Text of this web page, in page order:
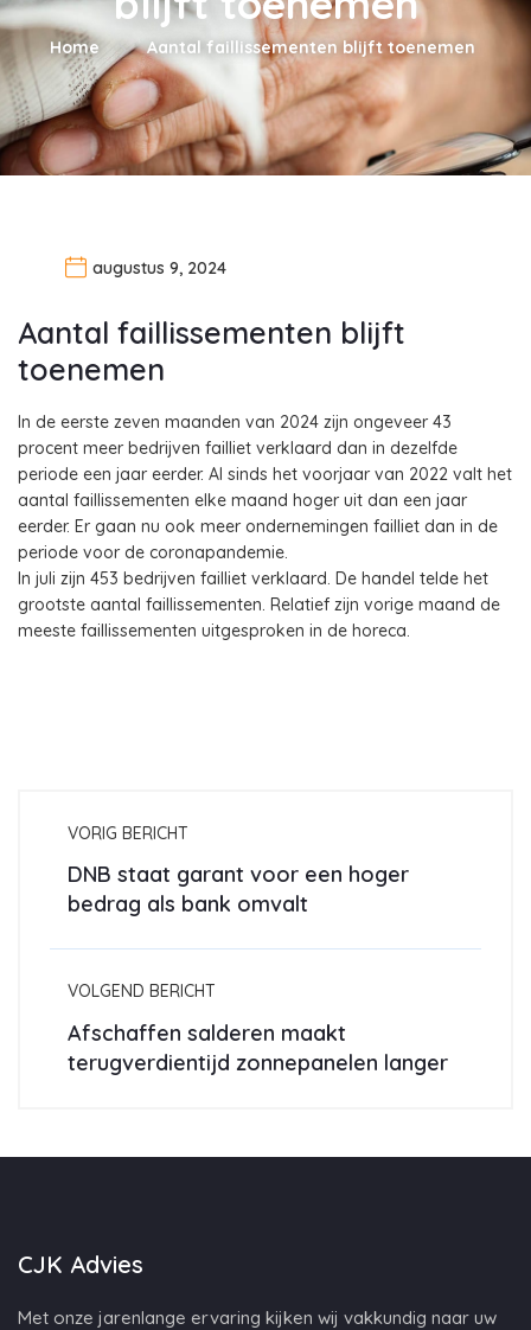
Home Aantal faillissementen blijft toenemen
augustus 9, 2024
Aantal faillissementen blijft
toenemen
In de eerste zeven maanden van 2024 zijn ongeveer 43
procent meer bedrijven failliet verklaard dan in dezelfde
periode een jaar eerder. Al sinds het voorjaar van 2022 valt het
aantal faillissementen elke maand hoger uit dan een jaar
eerder. Er gaan nu ook meer ondernemingen failliet dan in de
periode voor de coronapandemie.
In juli zijn 453 bedrijven failliet verklaard. De handel telde het
grootste aantal faillissementen. Relatief zijn vorige maand de
meeste faillissementen uitgesproken in de horeca.
VORIG BERICHT
DNB staat garant voor een hoger
bedrag als bank omvalt
VOLGEND BERICHT
Afschaffen salderen maakt
terugverdientijd zonnepanelen langer
CJK Advies
Met onze jarenlange ervaring kijken wij vakkundig naar uw